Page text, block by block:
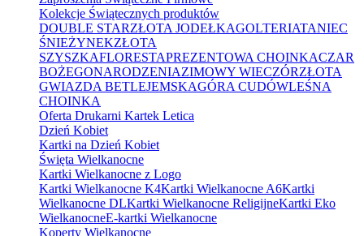
Kolekcje Świątecznych produktów
DOUBLE STARZŁOTA JODEŁKAGOLTERIATANIEC
ŚNIEŻYNEKZŁOTA
SZYSZKAFLORESTAPREZENTOWA CHOINKACZAR
BOŻEGONARODZENIAZIMOWY WIECZÓRZŁOTA
GWIAZDA BETLEJEMSKAGÓRA CUDÓWLEŚNA
CHOINKA
Oferta Drukarni Kartek Letica
Dzień Kobiet
Kartki na Dzień Kobiet
Święta Wielkanocne
Kartki Wielkanocne z Logo
Kartki Wielkanocne K4Kartki Wielkanocne A6Kartki
Wielkanocne DLKartki Wielkanocne ReligijneKartki Eko
WielkanocneE-kartki Wielkanocne
Koperty Wielkanocne